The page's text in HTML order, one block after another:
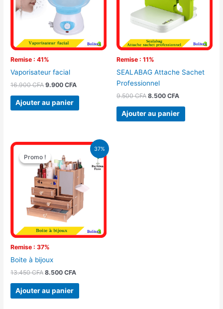
Remise : 41%
Vaporisateur facial
16.900CFA 9.900CFA
Ajouter au panier
Remise : 11%
SEALABAG Attache Sachet
Professionnel
9.500CFA 8.500 CFA
Ajouter au panier
37%
Promo !
Remise : 37%
Promo !
Boite à bijoux
13.450CFA
Le
prix
initial
était :
13.450 CFA.
8.500CFA
Le
actuel
est :
8.500 CFA.
Ajouter au panier